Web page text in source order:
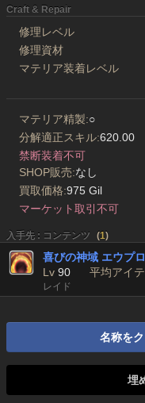
Craft & Repair
修理レベル
修理資材
マテリア装着レベル
マテリア精製:○
分解適正スキル:620.00
禁断装着不可
SHOP販売:なし
買取価格:975 Gil
マーケット取引不可
入手先 : コンテンツ (1)
喜びの神域 エウプ
Lv 90 平均アイ
レイド
名称を
埋